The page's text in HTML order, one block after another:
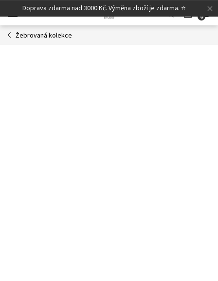
na
obsah
Doprava zdarma nad 3000 Kč. Výměna zboží je zdarma. ⭐
Žebrovaná kolekce